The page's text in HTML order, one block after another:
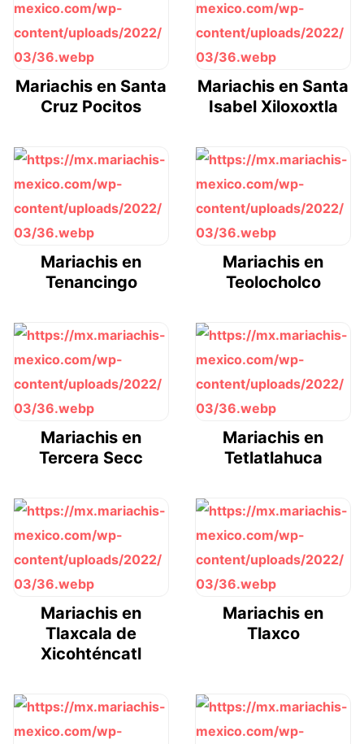
Mariachis en Santa
Cruz Pocitos
Mariachis en Santa
Isabel Xiloxoxtla
Mariachis en
Tenancingo
Mariachis en
Teolocholco
Mariachis en
Tercera Secc
Mariachis en
Tetlatlahuca
Mariachis en
Tlaxcala de
Xicohténcatl
Mariachis en
Tlaxco